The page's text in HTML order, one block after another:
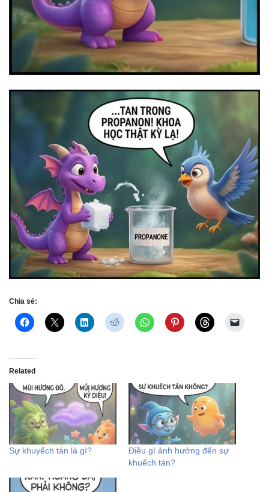
Chia sẻ:
Related
Sự khuyếch tán là gì?
Điều gì ảnh hưởng đến sự
khuếch tán?